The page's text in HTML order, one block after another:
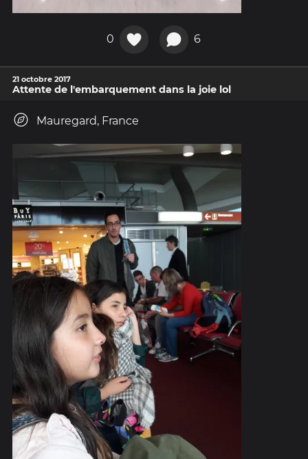
0 6
21 octobre 2017
Attente de l'embarquement dans la joie lol
Mauregard, France